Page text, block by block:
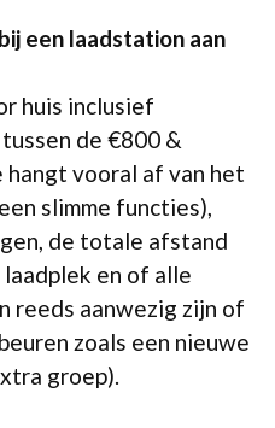
een laadstation aan
huis inclusief
de €800 &
vooral af van het
slimme functies),
de totale afstand
en of alle
reeds aanwezig zijn of
zoals een nieuwe
groep).